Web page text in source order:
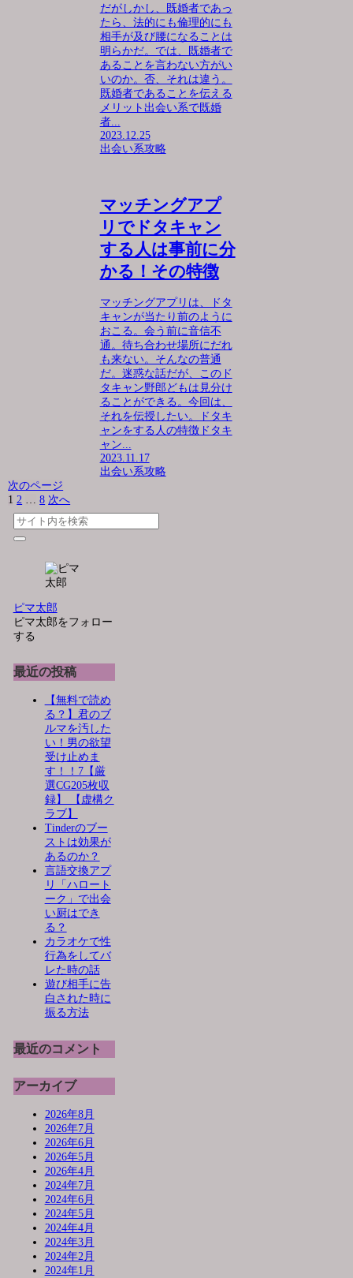
だがしかし、既婚者であっ
たら、法的にも倫理的にも
相手が及び腰になることは
明らかだ。では、既婚者で
あることを言わない方がい
いのか。否、それは違う。
既婚者であることを伝える
メリット出会い系で既婚
者...
2023.12.25
出会い系攻略
マッチングアプ
リでドタキャン
する人は事前に分
かる！その特徴
マッチングアプリは、ドタ
キャンが当たり前のように
おこる。会う前に音信不
通。待ち合わせ場所にだれ
も来ない。そんなの普通
だ。迷惑な話だが、このド
タキャン野郎どもは見分け
ることができる。今回は、
それを伝授したい。ドタキ
ャンをする人の特徴ドタキ
ャン...
2023.11.17
出会い系攻略
次のページ
1 2 … 8 次へ
ピマ太郎
ピマ太郎をフォロー
する
最近の投稿
【無料で読め
る？】君のブ
ルマを汚した
い！男の欲望
受け止めま
す！！7【厳
選CG205枚収
録】 【虚構ク
ラブ】
Tinderのブー
ストは効果が
あるのか？
言語交換アプ
リ「ハロート
ーク」で出会
い厨はでき
る？
カラオケで性
行為をしてバ
レた時の話
遊び相手に告
白された時に
振る方法
最近のコメント
アーカイブ
2026年8月
2026年7月
2026年6月
2026年5月
2026年4月
2024年7月
2024年6月
2024年5月
2024年4月
2024年3月
2024年2月
2024年1月